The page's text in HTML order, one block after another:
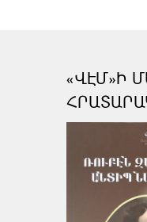
«ՎԷՄ»Ի